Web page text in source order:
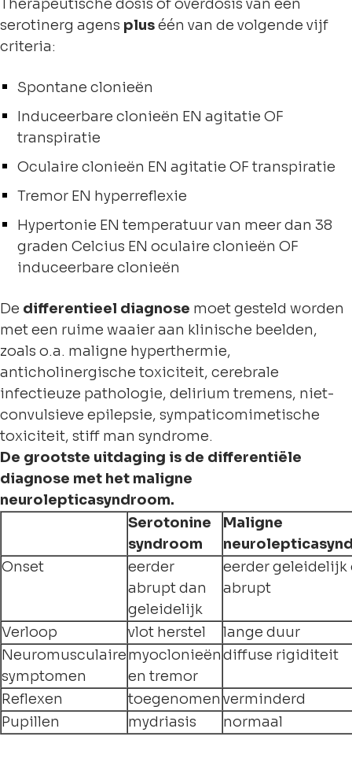
Therapeutische dosis of overdosis van een
serotinerg agens pluséén van de volgende vijf
criteria:
Spontane clonieën
Induceerbare clonieën EN agitatie OF
transpiratie
Oculaire clonieën EN agitatie OF transpiratie
Tremor EN hyperreflexie
Hypertonie EN temperatuur van meer dan 38
graden Celcius EN oculaire clonieën OF
induceerbare clonieën
De differentieel diagnose moet gesteld worden
met een ruime waaier aan klinische beelden,
zoals o.a. maligne hyperthermie,
anticholinergische toxiciteit, cerebrale
infectieuze pathologie, delirium tremens, niet-
convulsieve epilepsie, sympaticomimetische
toxiciteit, stiff man syndrome.
De grootste uitdaging is de differentiële
diagnose met het maligne
neurolepticasyndroom.
Serotonine
syndroom
Maligne
Onset
eerder
abrupt dan
geleidelijk
eerder geleidelijk
abrupt
Verloop vlot herstel
lange duur
Neuromusculaire
symptomen
myoclonieën
en tremor
diffuse rigiditeit
Reflexen toegenomen verminderd
Pupillen
mydriasis normaal